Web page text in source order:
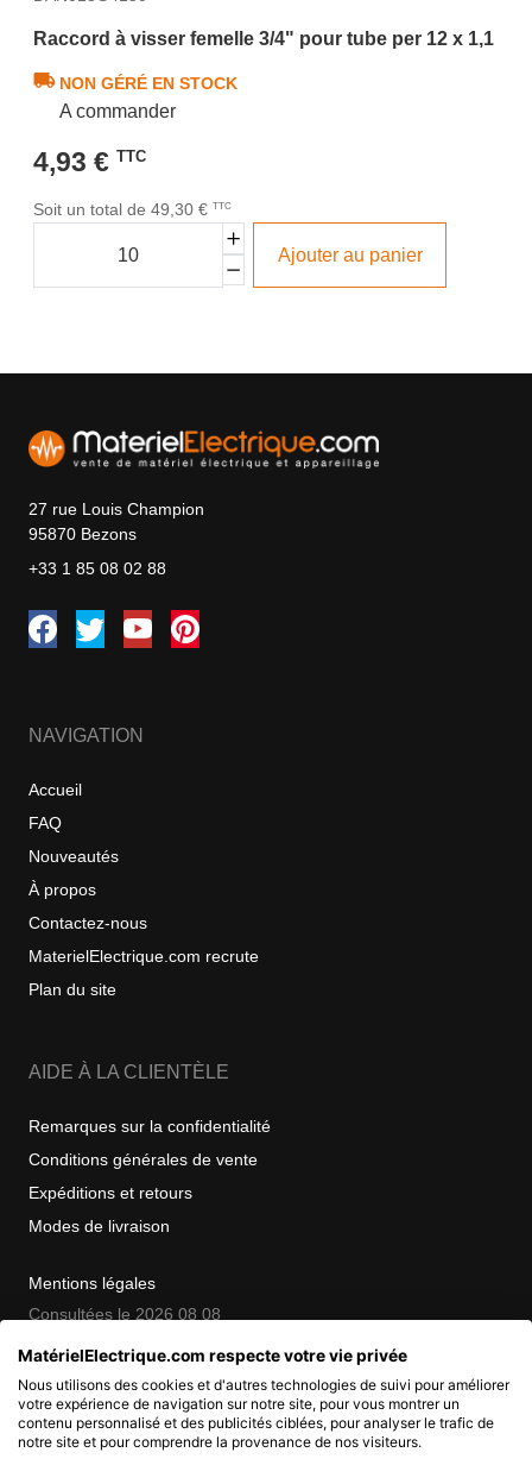
Raccord à visser femelle 3/4" pour tube per 12 x 1,1
NON GÉRÉ EN STOCK
A commander
4,93 € TTC
Soit un total de 49,30 € TTC
Ajouter au panier
27 rue Louis Champion
95870 Bezons
+33 1 85 08 02 88
NAVIGATION
Accueil
FAQ
Nouveautés
À propos
Contactez-nous
MaterielElectrique.com recrute
Plan du site
AIDE À LA CLIENTÈLE
Remarques sur la confidentialité
Conditions générales de vente
Expéditions et retours
Modes de livraison
Mentions légales
Consultées le 2026 08 08
COPYRIGHT
© 2007 - 2026 Nimbanet
MatérielElectrique.com respecte votre vie privée
Nous utilisons des cookies et d'autres technologies de suivi pour améliorer
votre expérience de navigation sur notre site, pour vous montrer un
contenu personnalisé et des publicités ciblées, pour analyser le trafic de
notre site et pour comprendre la provenance de nos visiteurs.